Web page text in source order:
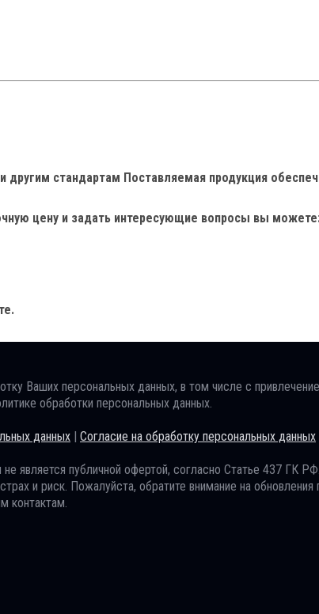
стандартам Поставляемая продукция
цену и задать интересующие вопросы вы
Ваших персональных данных, в том числе с
обработки персональных данных.
данных | Согласие на обработку персональных данных
является публичной офертой, согласно Статье 437 ГК
и риск. Пожалуйста, обратите внимание на
контактам.